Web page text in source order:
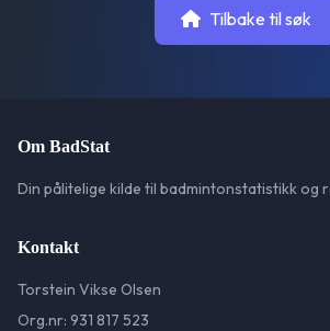
Tilbake til søk
Om BadStat
Din pålitelige kilde til badmintonstatistikk og
Kontakt
Torstein Vikse Olsen
Org.nr: 931 817 523